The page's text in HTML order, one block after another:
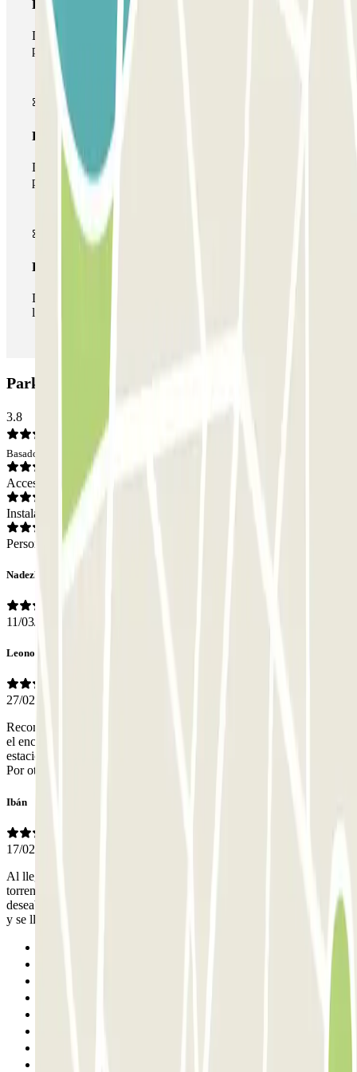
Pase básico
Durante tu estancia podrás entrar y salir una única vez al
parking
Pase multiparking
Durante tu estancia podrás hacer uso de toda la red de
parkings de este operador disponibles en Parclick.
Pase ilimitado
Durante tu estancia podrás entrar y salir del parking todas
las veces que quieras.
Parking Aypsa- Arimar Activa: Opiniones
3.8
Basado en 62 opiniones
Acceso
Instalaciones
Personal
Nadezhda
11/03/2026
Leonor
27/02/2026
Recomiendo sin duda alguna el estacionamiento por varias razones:
el encargado del parking fue excelente, amable, me ayudó en el
estacionamiento y aclaró mis dudas superando sus competencias.
Por otro lado, el parking está bien localizado e iluminado.
Ibán
17/02/2026
Al llegar el señor que me atendió parecía sacado de una película de
torrente. Me echo bronca por usar el sistema de parclick, que
deseaba que lo quitasen o lo pusieran a 50€ que le daba más trabajo
y se llena igual. El chico en la retirada un 10